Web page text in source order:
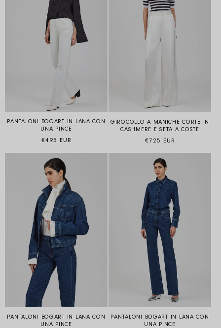
PANTALONI BOGART IN LANA CON
UNA PINCE
Prezzo di listino
€495 EUR
GIROCOLLO A MANICHE CORTE IN
CASHMERE E SETA A COSTE
Prezzo di listino
€725 EUR
PANTALONI BOGART IN LANA CON
UNA PINCE
PANTALONI BOGART IN LANA CON
UNA PINCE